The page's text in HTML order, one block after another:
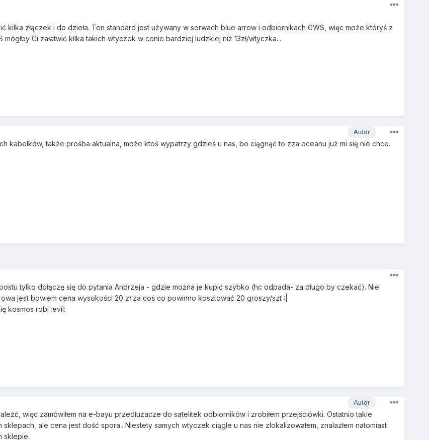
kilka złączek i do dzieła. Ten standard jest używany w serwach blue arrow i odbiornikach GWS, więc może któryś z
Ci załatwić kilka takich wtyczek w cenie bardziej ludzkiej niż 13zł/wtyczka...
Autor
kabelków, także prośba aktualna, może ktoś wypatrzy gdzieś u nas, bo ciągnąć to zza oceanu już mi się nie chce.
tylko dołączę się do pytania Andrzeja - gdzie można je kupić szybko (hc odpada- za długo by czekać). Nie
jest bowiem cena wysokości 20 zł za coś co powinno kosztować 20 groszy/szt :|
kosmos robi :evil:
Autor
więc zamówiłem na e-bayu przedłużacze do satelitek odbiorników i zrobiłem przejściówki. Ostatnio takie
sklepach, ale cena jest dość spora.. Niestety samych wtyczek ciągle u nas nie zlokalizowałem, znalazłem natomiast
sklepie: